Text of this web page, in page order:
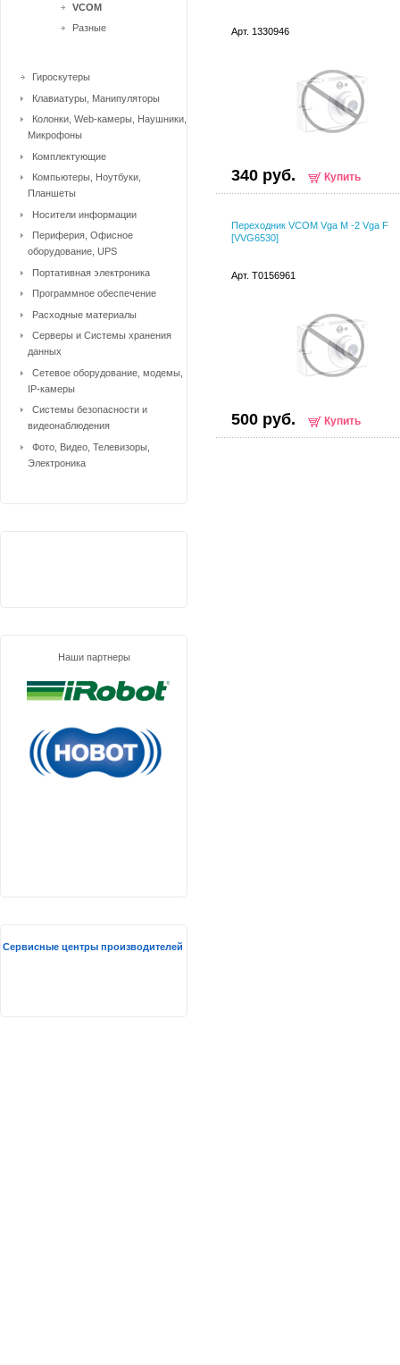
Арт. 1330946
340 руб. Купить
Переходник VCOM Vga M -2 Vga F
[VVG6530]
Арт. T0156961
500 руб. Купить
VCOM
Разные
Гироскутеры
Клавиатуры, Манипуляторы
Колонки, Web-камеры, Наушники,
Микрофоны
Комплектующие
Компьютеры, Ноутбуки,
Планшеты
Носители информации
Периферия, Офисное
оборудование, UPS
Портативная электроника
Программное обеспечение
Расходные материалы
Серверы и Системы хранения
данных
Сетевое оборудование, модемы,
IP-камеры
Системы безопасности и
видеонаблюдения
Фото, Видео, Телевизоры,
Электроника
Наши партнеры
Сервисные центры производителей